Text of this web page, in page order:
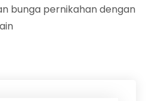
bunga pernikahan dengan